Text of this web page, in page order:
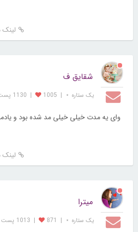
شقایق ف
یک ستاره ⋆ |
1005
| 1130 پست
وای یه مدت خیلی خیلی مد شده بود و
میترا
یک ستاره ⋆ |
871
| 1013 پست